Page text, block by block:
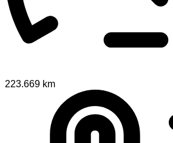
223.669 km